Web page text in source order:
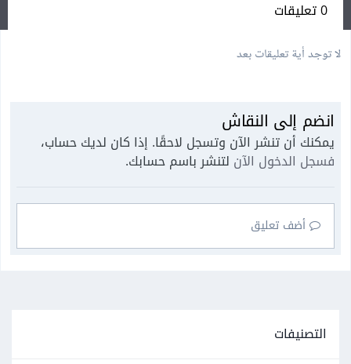
0 تعليقات
لا توجد أية تعليقات بعد
انضم إلى النقاش
يمكنك أن تنشر الآن وتسجل لاحقًا. إذا كان لديك حساب،
فسجل الدخول الآن لتنشر باسم حسابك.
أضف تعليق
التصنيفات